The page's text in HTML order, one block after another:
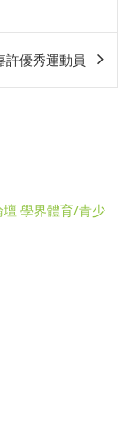
許優秀運動員
學界體育/青少